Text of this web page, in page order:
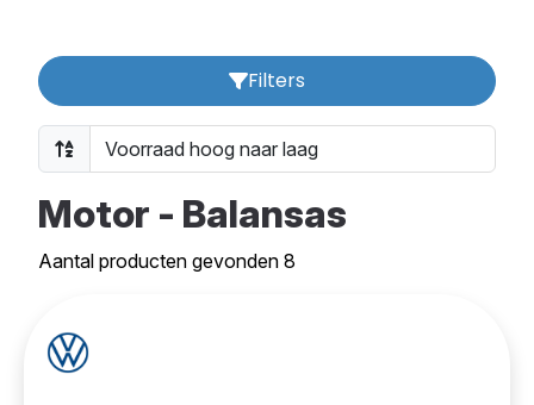
Filters
Motor - Balansas
Aantal producten gevonden 8